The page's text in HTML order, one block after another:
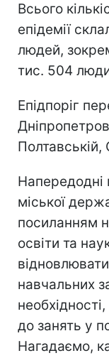
Всього
епідемії
людей,
тис. 504
Епідпоріг
Полтавській,
Напередодні
міської
посиланням
освіти та
навчальних
до занять у
Нагадаємо,